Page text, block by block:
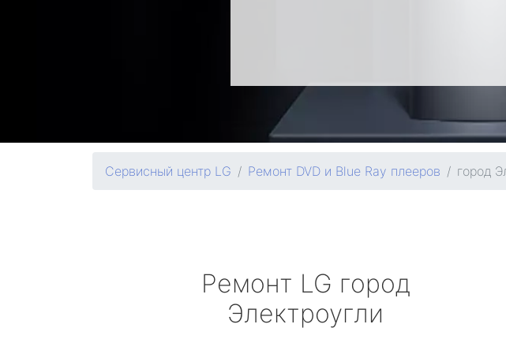
Сервисный центр LG Ремонт DVD и Blue Ray плееров город
Ремонт LG город
Электроугли